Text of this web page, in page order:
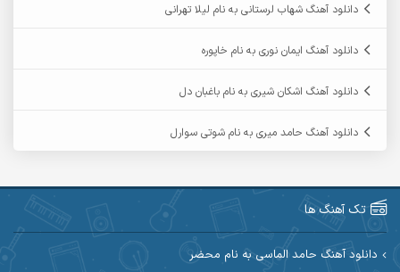
آرین صیادی
آرین مریدی
دانلود آهنگ شهاب لرستانی به نام لیلا تهرانی
دانلود آهنگ ایمان نوری به نام خاپوره
دانلود آهنگ اشکان شیری به نام باغبان دل
دانلود آهنگ حامد میری به نام شوتی سوارل
تک آهنگ ها
دانلود آهنگ حامد الماسی به نام محضر